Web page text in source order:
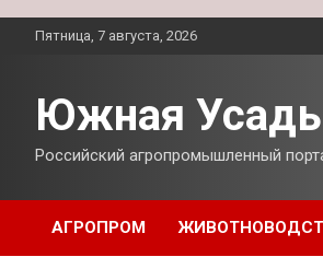
ПерейтиПятница, 7 августа, 2026
Южная
Российский агропромышленный
АГРОПРОМ